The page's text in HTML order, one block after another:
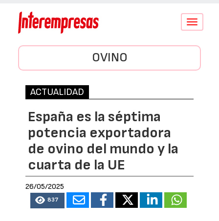
Conmutar
OVINO
ACTUALIDAD
España es la séptima
potencia exportadora
de ovino del mundo y la
cuarta de la UE
26/05/2025
837